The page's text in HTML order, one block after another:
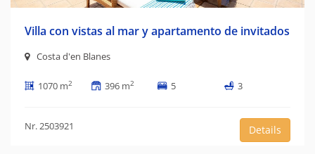
Villa con vistas al mar y apartamento de invitados
Costa d'en Blanes
1070 m2 396 m2 5 3
Nr. 2503921 Details